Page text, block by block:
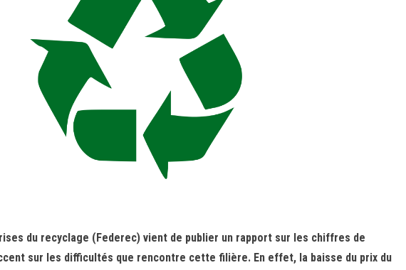
du recyclage (Federec) vient de publier un rapport sur les chiffres de
sur les difficultés que rencontre cette filière. En effet, la baisse du prix du